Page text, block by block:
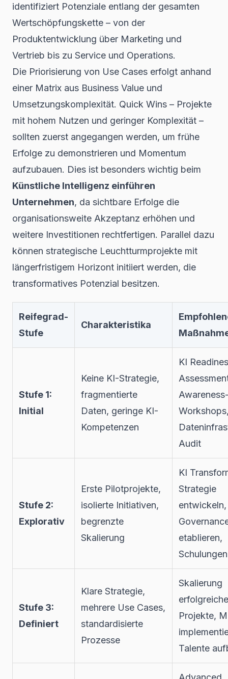
identifiziert Potenziale entlang der gesamten
Wertschöpfungskette – von der
Produktentwicklung über Marketing und
Vertrieb bis zu Service und Operations.
Die Priorisierung von Use Cases erfolgt anhand
einer Matrix aus Business Value und
Umsetzungskomplexität. Quick Wins – Projekte
mit hohem Nutzen und geringer Komplexität –
sollten zuerst angegangen werden, um frühe
Erfolge zu demonstrieren und Momentum
aufzubauen. Dies ist besonders wichtig beim
Künstliche Intelligenz einführen
Unternehmen, da sichtbare Erfolge die
organisationsweite Akzeptanz erhöhen und
weitere Investitionen rechtfertigen. Parallel dazu
können strategische Leuchtturmprojekte mit
längerfristigem Horizont initiiert werden, die
transformatives Potenzial besitzen.
Reifegrad-
Stufe
Charakteristika
Stufe 1:
Initial
Keine KI-Strategie,
fragmentierte
Daten, geringe KI-
Kompetenzen
KI
Audit
Stufe 2:
Explorativ
Erste Pilotprojekte,
isolierte Initiativen,
begrenzte
Skalierung
KI
Strategie
entwickeln,
etablieren,
Schulungen
Stufe 3:
Definiert
Klare Strategie,
mehrere Use Cases,
standardisierte
Prozesse
Skalierung
Projekte,
Talente